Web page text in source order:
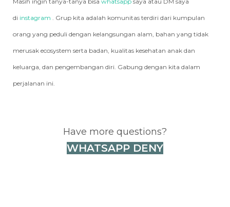
di instagram . Grup kita adalah komunitas terdiri dari kumpulan
orang yang peduli dengan kelangsungan alam, bahan yang tidak
merusak ecosystem serta badan, kualitas kesehatan anak dan
keluarga, dan pengembangan diri. Gabung dengan kita dalam
perjalanan ini.
Have more questions?
WHATSAPP DENY